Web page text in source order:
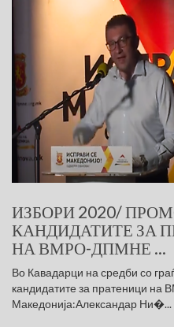
ИЗБОРИ 2020/
КАНДИДАТИТЕ ЗА
НА ВМРО-ДПМНЕ ...
Во Кавадарци на средби со
кандидатите за пратеници
Македонија:Александар Ни�...